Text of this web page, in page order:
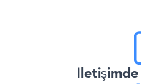
İletişimde